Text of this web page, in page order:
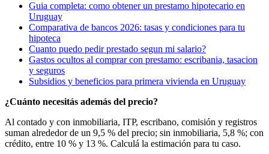
Guia completa: como obtener un prestamo hipotecario en
Uruguay
Comparativa de bancos 2026: tasas y condiciones para tu
hipoteca
Cuanto puedo pedir prestado segun mi salario?
Gastos ocultos al comprar con prestamo: escribania, tasacion
y seguros
Subsidios y beneficios para primera vivienda en Uruguay
¿Cuánto necesitás además del precio?
Al contado y con inmobiliaria, ITP, escribano, comisión y registros
suman alrededor de un 9,5 % del precio; sin inmobiliaria, 5,8 %; con
crédito, entre 10 % y 13 %. Calculá la estimación para tu caso.